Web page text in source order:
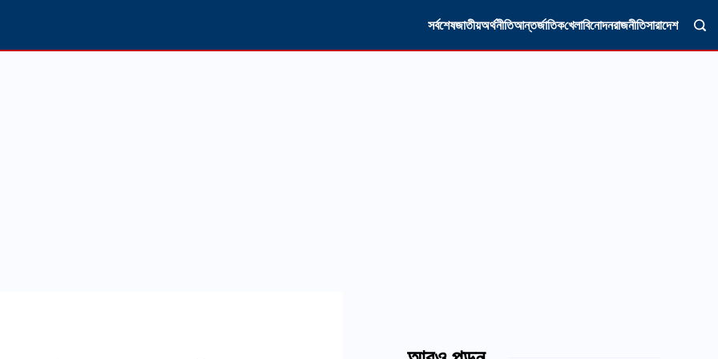
সর্বশেষজাতীয়অর্থনীতিআন্তর্জাতিকখেলাবিনোদনরাজনীতিসারাদেশ